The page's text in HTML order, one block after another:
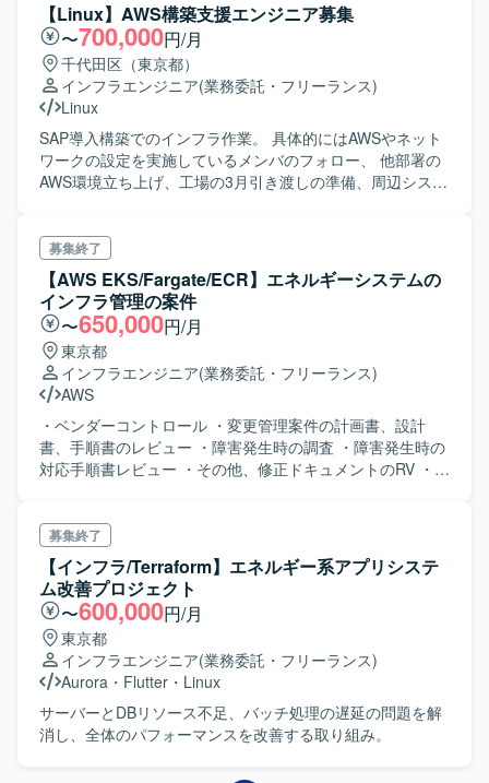
【Linux】AWS構築支援エンジニア募集
〜700,000円/月
千代田区（東京都）
インフラエンジニア(業務委託・フリーランス)
Linux
SAP導入構築でのインフラ作業。 具体的にはAWSやネット
ワークの設定を実施しているメンバのフォロー、 他部署の
AWS環境立ち上げ、工場の3月引き渡しの準備、周辺システ
募集終了
【AWS EKS/Fargate/ECR】エネルギーシステムの
インフラ管理の案件
〜650,000円/月
東京都
インフラエンジニア(業務委託・フリーランス)
AWS
・ベンダーコントロール ・変更管理案件の計画書、設計
書、手順書のレビュー ・障害発生時の調査 ・障害発生時の
対応手順書レビュー ・その他、修正ドキュメントのRV ・
募集終了
【インフラ/Terraform】エネルギー系アプリシステ
ム改善プロジェクト
〜600,000円/月
東京都
インフラエンジニア(業務委託・フリーランス)
Aurora ・ Flutter ・ Linux
サーバーとDBリソース不足、バッチ処理の遅延の問題を解
消し、全体のパフォーマンスを改善する取り組み。